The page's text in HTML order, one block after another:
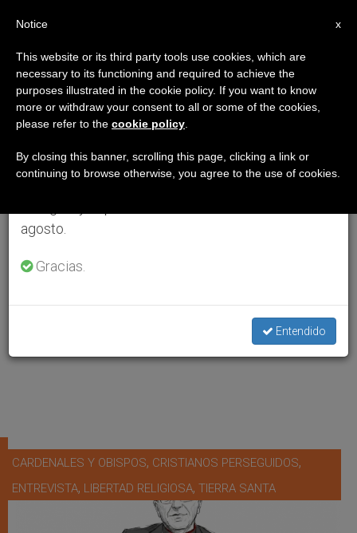
CARDENALES Y OBISPOS, CRISTIANOS PERSEGUIDOS,
ENTREVISTA, LIBERTAD RELIGIOSA, TIERRA SANTA
×
Aviso importante
Del 27 de julio al 7 de agosto haremos la pausa
anual, aprovechando que en el periodo de verano
se generan menos informaciones y también el
agosto.
Gracias.
Entendido
x
Notice
This website or its third party tools use cookies, which are
necessary to its functioning and required to achieve the
purposes illustrated in the cookie policy. If you want to know
more or withdraw your consent to all or some of the cookies,
please refer to the cookie policy
By closing this banner, scrolling this page, clicking a link or
continuing to browse otherwise, you agree to the use of cookies.